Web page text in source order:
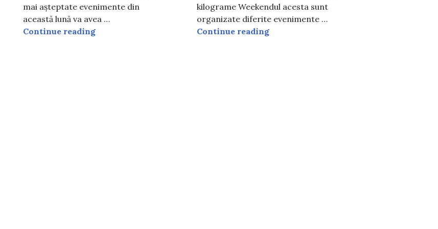
în București în acest weekend? Activități organizate în zilele 25 – 27 aprilie
mai așteptate evenimente din
această lună va avea …
Continue readingUnde poți gusta langoș de 10 metri în București? Evenimentul are loc weekendul
kilograme Weekendul acesta sunt
organizate diferite evenimente …
Continue readingUnde poți degusta un cozonac de 500